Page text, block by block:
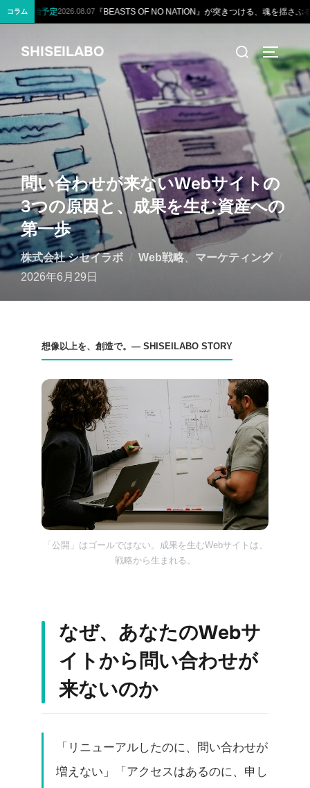
コラム
2026.08.07『BEASTS OF NO NATION』が突きつける、魂を揺さぶる3つの衝撃的
テ
ン
ツ
へ
ス
キ
ッ
プ
SHISEILABO
検
対
象:
サイドバ
問い合わせが来ないWebサイトの
3つの原因と、成果を生む資産への
第一歩
株式会社 シセイラボ Web戦略 マーケティング
2026年6月29日
想像以上を、創造で。— SHISEILABO STORY
「公開」はゴールではない。成果を生むWebサイトは、
戦略から生まれる。
なぜ、あなたのWebサ
イトから問い合わせが
来ないのか
「リニューアルしたのに、問い合わせが
増えない」「アクセスはあるのに、申し